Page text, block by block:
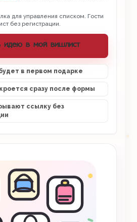
для управления списком. Гости
без регистрации.
идею в мой вишлист
в первом подарке
сразу после формы
ссылку без